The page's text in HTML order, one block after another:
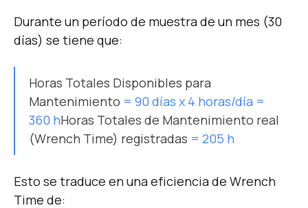
Durante un período de muestra de un mes (30
días) se tiene que:
Horas Totales Disponibles para
Mantenimiento = 90 días x 4 horas/día =
360 hHoras Totales de Mantenimiento real
(Wrench Time) registradas = 205 h
Esto se traduce en una eficiencia de Wrench
Time de: